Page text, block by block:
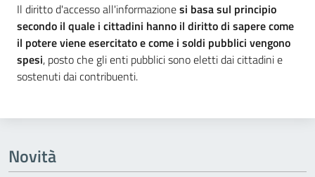
Il diritto d'accesso all'informazionesi basa sul principio
secondo il quale i cittadini hanno il diritto di sapere come
il potere viene esercitato e come i soldi pubblici vengono
spesi, posto che gli enti pubblici sono eletti dai cittadini e
sostenuti dai contribuenti.
Novità